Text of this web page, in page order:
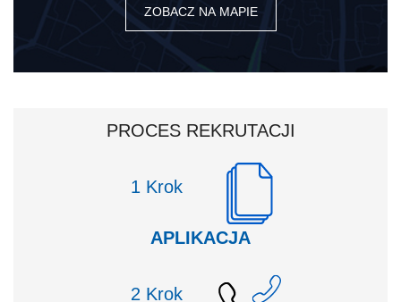
ZOBACZ NA MAPIE
PROCES REKRUTACJI
Krok
APLIKACJA
Krok